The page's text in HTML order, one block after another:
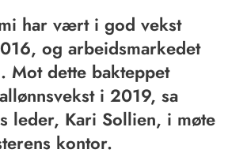
har vært i god vekst
og arbeidsmarkedet
Mot dette bakteppet
i 2019, sa
leder, Kari Sollien, i møte
kontor.